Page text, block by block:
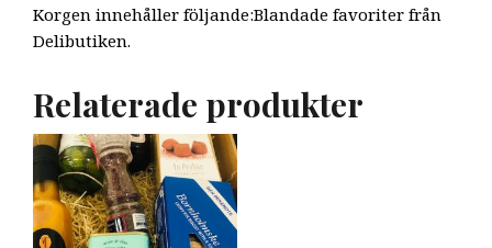
Korgen innehåller följande:Blandade favoriter från
Delibutiken.
Relaterade produkter